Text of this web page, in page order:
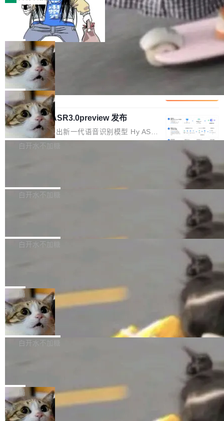
装完即用。 开源地址：Gitee · GitCode · GitHu
b 安装 支持 Java 8+（8~26）、macOS / Linu
x / Windows / Harmony PC。 # macOS / Linu
x / Harmony PC curl -fsSL https://solon.noea
r.org/solon...
体。企业级代码仓库通常包含数十万乃至数百万
个文件，其规模远超单次模型调用可承载的上下
文窗口。随着项目规模的持续扩张与代码历史的
不断累积，代码仓中的模块关系、接口契约、业
务逻辑等关键信息往往分散于数十乃至数百个文
件之中，形成高度复杂的知识关联网络。传统的
代码检索手段（如关键词匹配、目录遍历）仅能
在语法层面完成文本定位，难以触及代码的语义
内涵与结构关联，导致开发者使用代码智能体在
理解大规模代码仓时面临显著"代码仓理解"瓶
颈。 代码仓深度理解服务（以下简称" CodeBas
e深度理解服务"）是华为云码道（CodeA...
一条“删库”命令跑 17 小时，算法工程
师删光 89TB 数据只为干私活
最高人民检察院8月4日公布了一起案件：北京一
名90后算法工程师王某，为了给自己接的私活腾
服务器空间，删光了公司AI游戏部门的全部核心
数据。 王某2024年1月入职东城区某科技公司AI
短剧部门，有互联网大厂背景。在公司内部架构
调整期间，部门三次通知全员将数据从A集群迁
移到B集群，王某都回复了"收到"。 他没有迁移
数据。2024年9月3日下午4点，他使用此前登录
的账号密码进入A集群，输入了一条被程序员圈
称为"删库跑路"的命令——最高管理员权限、无
自研的多个文生3D和...
局
Cloudflare 分享推理优化实践：KV ca
che 量化 + 权重压缩，吞吐量提升 4
1%，成本降 30%
Kimi 和 GLM 是当前最强的大模型系列之一，但
它们有一个共同的问题：太吃显存了。月之暗面
的 Kimi K 系列和智谱的 GLM 都是长上下文、M
oE 架构的大模型，好用到让人上瘾，但 GPU 显
存永远不够用。 Cloudflare 的 Workers AI 团队
一直在跑这些模型的推理。他们在官方博客上发
整性保护。效果是：吞吐量提升 41%，每 token
局
腾讯混元 Hy ASR3.0preview 发布
腾讯混元正式推出新一代语音识别模型 Hy ASR
3.0preview。基于最新一代大语言模型 Hy3 的
让语音识别不再只是听清，而是真正听懂。通过
w 不要求标准普通话，方言识别覆盖粤语、吴语
白开水不加糖
新和少量网页兼容性修复版本。 Changes/fixe
容提供的字体时出现的几个问题 为避免音频加
质的最低采样率）的音频格式将被拒绝 修复了 C
SS 圆角虚线样式中可能存在的问题 如果表单中
的图像元素不在同一个子树中，则它们将不再关
联 加...
白开水不加糖
发布的 Release Notes，他利用 AI 工具（如 Co
最强的若干项。对于尚未正式发版的 PG 19，则
通过拉取过去一年内（从 PG 18 Beta1 时间点
至今）的所有 commit，同样交由 AI 分析提炼。
经过人工复核，准确度令人满意。这一方法也为
社区爱好者提供了高效跟踪新版本的思路。
白开水不加糖
维护工作一直与我的日常工作、家务、社交生活
和休闲娱乐竞争时间。" 这是 libexpat 维护者 S
ebastian Pipping 写在博客里的话。8 月 4 日，
他宣布了一个新消息：从 2026 年 8 月 1 日起，
他可以全职维护 libexpat 了，最长 6 个月。发
库之一。你的操作系统、浏览器、无数的基础设
施软件，很可能都在用它。而过去十年，维护它
的人一直在用业余...
局
Firefox 153.0.3 发布
Firefox 153.0.3 现已发布，具体更新内容如
下： New Smart Window 包含多项增强功能：
gi?id=2019042">Bug&nbsp;2019042</a>）</l
i> <li>现在，助手可以直接使用 Exa 的网络搜索
结果回答问题，而无需将问题转交给搜索引擎。
白开水不加糖
的 npm 包。项目的核心论点是：容器不适合 Ag
ent 计算。真正适合的，是 Isolate。 Cloudflare
工程师在这件事上没什么可谦虚的——他们用 W
局
OpenAI 公开邮件和聊天记录回应苹果